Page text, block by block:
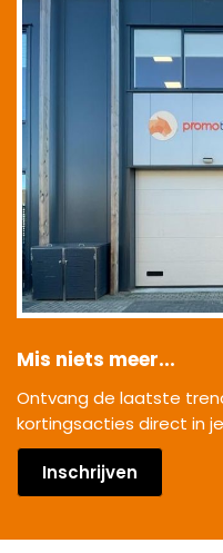
Mis niets meer...
Ontvang de laatste
kortingsacties direct in
Inschrijven